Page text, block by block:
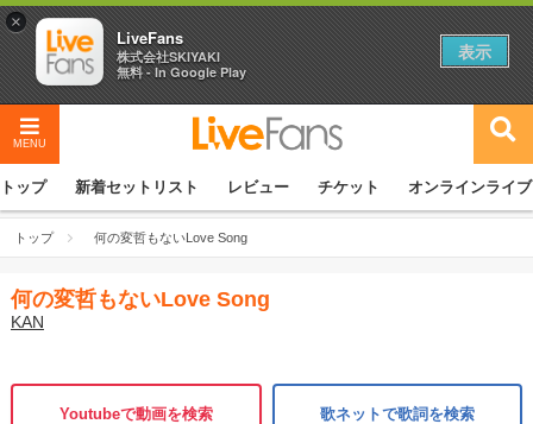
MENU
トップ 新着セットリスト レビュー チケット オンラインライブ
トップ 何の変哲もないLove Song
何の変哲もないLove Song
KAN
Youtubeで動画を検索 歌ネットで歌詞を検索
×
LiveFans
株式会社SKIYAKI
無料 - In Google Play
表示